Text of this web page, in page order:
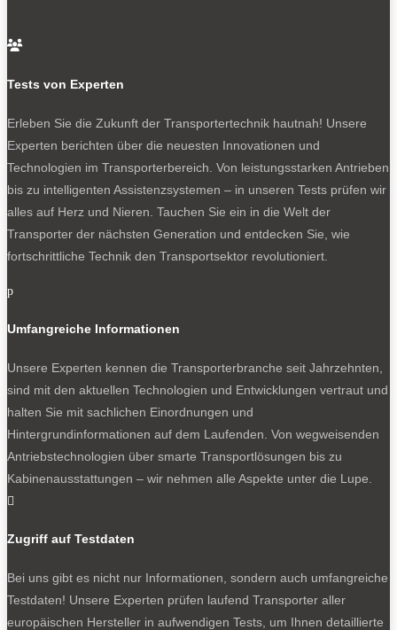

Tests von Experten
Erleben Sie die Zukunft der Transportertechnik hautnah! Unsere
Experten berichten über die neuesten Innovationen und
Technologien im Transporterbereich. Von leistungsstarken Antrieben
bis zu intelligenten Assistenzsystemen – in unseren Tests prüfen wir
alles auf Herz und Nieren. Tauchen Sie ein in die Welt der
Transporter der nächsten Generation und entdecken Sie, wie
fortschrittliche Technik den Transportsektor revolutioniert.
p
Umfangreiche Informationen
Unsere Experten kennen die Transporterbranche seit Jahrzehnten,
sind mit den aktuellen Technologien und Entwicklungen vertraut und
halten Sie mit sachlichen Einordnungen und
Hintergrundinformationen auf dem Laufenden. Von wegweisenden
Antriebstechnologien über smarte Transportlösungen bis zu
Kabinenausstattungen – wir nehmen alle Aspekte unter die Lupe.

Zugriff auf Testdaten
Bei uns gibt es nicht nur Informationen, sondern auch umfangreiche
Testdaten! Unsere Experten prüfen laufend Transporter aller
europäischen Hersteller in aufwendigen Tests, um Ihnen detaillierte